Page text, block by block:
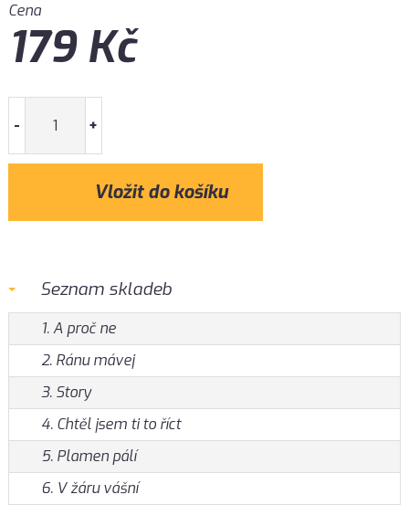
Cena
179Kč
- +
Seznam skladeb
1. A proč ne
2. Ránu mávej
3. Story
4. Chtěl jsem ti to říct
5. Plamen pálí
6. V žáru vášní